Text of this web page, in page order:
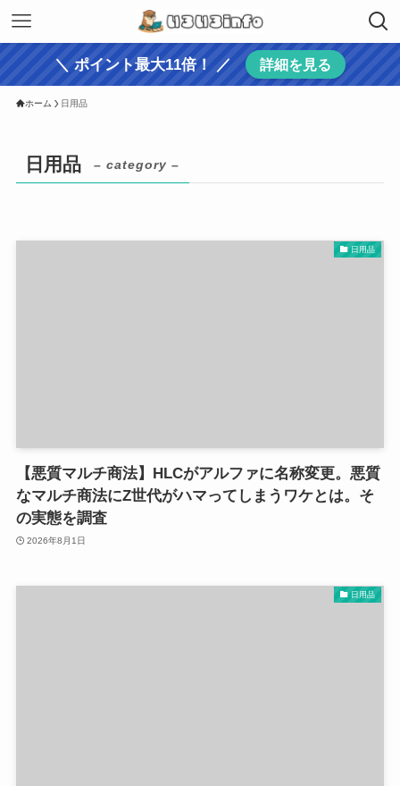
＼ ポイント最大11倍！ ／ 詳細を見る
ホーム 日用品
日用品 – category –
日用品
【悪質マルチ商法】HLCがアルファに名称変更。悪質
なマルチ商法にZ世代がハマってしまうワケとは。そ
の実態を調査
2026年8月1日
日用品